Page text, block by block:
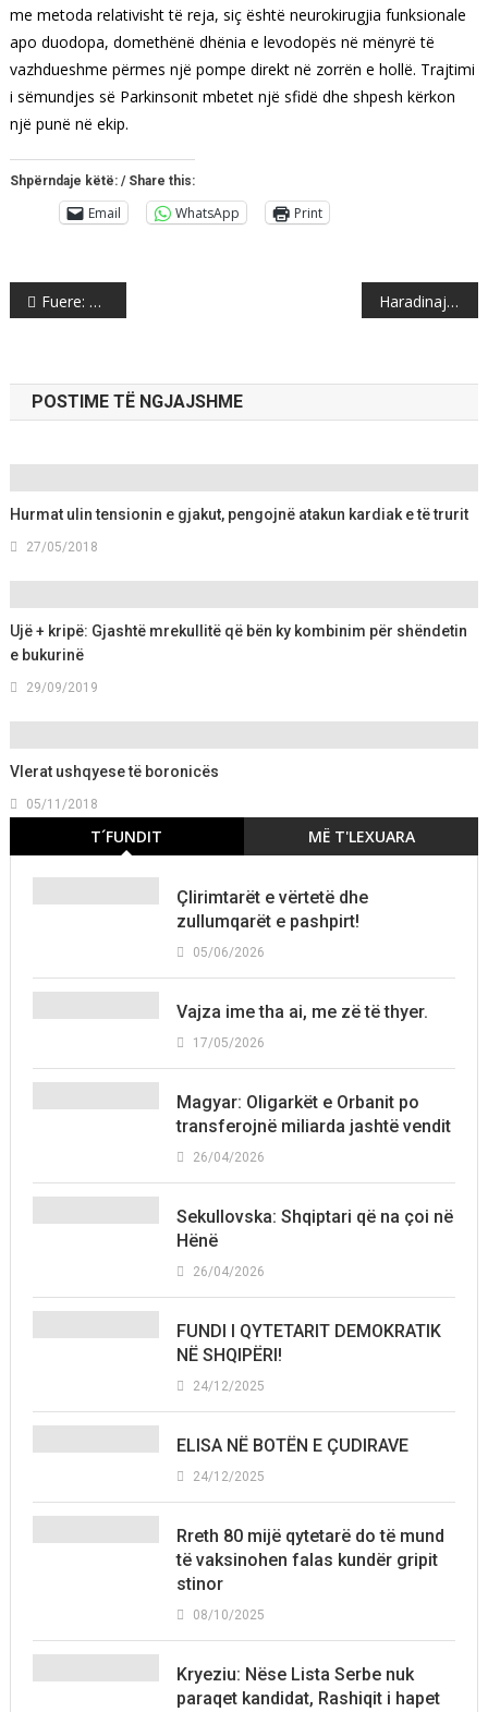
me metoda relativisht të reja, siç është neurokirugjia funksionale
apo duodopa, domethënë dhënia e levodopës në mënyrë të
vazhdueshme përmes një pompe direkt në zorrën e hollë. Trajtimi
i sëmundjes së Parkinsonit mbetet një sfidë dhe shpesh kërkon
një punë në ekip.
Shpërndaje këtë: / Share this:
Email WhatsApp Print
Post
navigation
Fuere: Gruevski iku për shkak të partizimit, kjo qeveri të mos i përsëris gabimet e njejta Haradinaj: Ky është viti i konsolidimit si shtet dhe i përmbylljes së temave të hapura
POSTIME TË NGJAJSHME
Hurmat ulin tensionin e gjakut, pengojnë atakun kardiak e të trurit
27/05/2018
Ujë + kripë: Gjashtë mrekullitë që bën ky kombinim për shëndetin
e bukurinë
29/09/2019
Vlerat ushqyese të boronicës
05/11/2018
T´FUNDIT MË T'LEXUARA
Çlirimtarët e vërtetë dhe
zullumqarët e pashpirt!
05/06/2026
Vajza ime tha ai, me zë të thyer.
17/05/2026
Magyar: Oligarkët e Orbanit po
transferojnë miliarda jashtë vendit
26/04/2026
Sekullovska: Shqiptari që na çoi në
Hënë
26/04/2026
FUNDI I QYTETARIT DEMOKRATIK
NË SHQIPËRI!
24/12/2025
ELISA NË BOTËN E ÇUDIRAVE
24/12/2025
Rreth 80 mijë qytetarë do të mund
të vaksinohen falas kundër gripit
stinor
08/10/2025
Kryeziu: Nëse Lista Serbe nuk
paraqet kandidat, Rashiqit i hapet